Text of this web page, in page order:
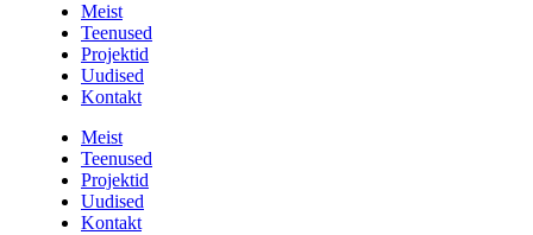
Meist
Teenused
Projektid
Uudised
Kontakt
Meist
Teenused
Projektid
Uudised
Kontakt